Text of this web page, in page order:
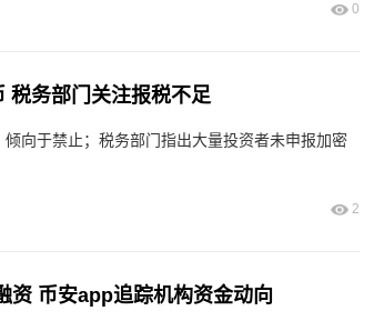
0
税务部门关注报税不足
向于禁止；税务部门指出大量投资者未申报加密
2
资 币安app追踪机构资金动向